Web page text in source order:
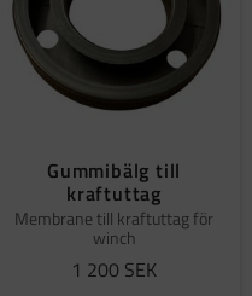
Gummibälg till
kraftuttag
Membrane till kraftuttag för
winch
1 200 SEK